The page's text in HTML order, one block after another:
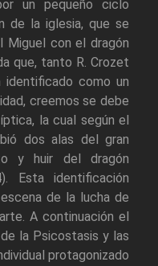
un pequeño ciclo
de la iglesia, que se
Miguel con el dragón
que, tanto R. Crozet
identificado como un
creemos se debe
la cual según el
dos alas del gran
y huir del dragón
Esta identificación
de la lucha de
A continuación el
la Psicostasis y las
protagonizado